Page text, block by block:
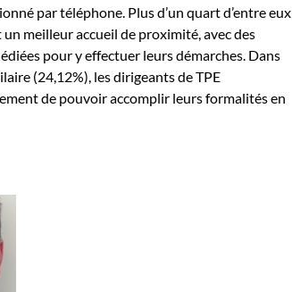
par téléphone. Plus d’un quart d’entre eux
meilleur accueil de proximité, avec des
pour y effectuer leurs démarches. Dans
(24,12%), les dirigeants de TPE
de pouvoir accomplir leurs formalités en